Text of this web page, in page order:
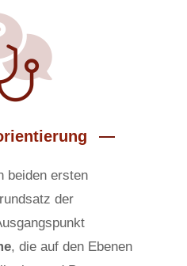
beiden ersten
der
, die auf den Ebenen